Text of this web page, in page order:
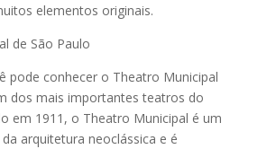
elementos originais.
de São Paulo
pode conhecer o Theatro Municipal
dos mais importantes teatros do
em 1911, o Theatro Municipal é um
arquitetura neoclássica e é